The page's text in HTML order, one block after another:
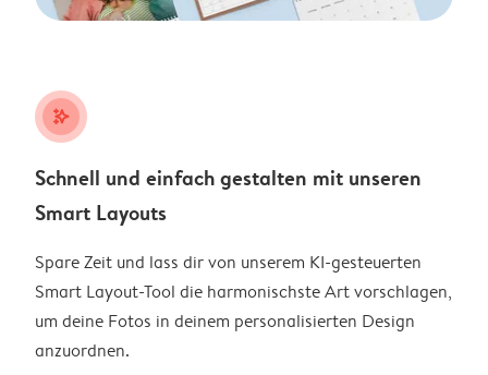
stars_plus
Schnell und einfach gestalten mit unseren
Smart Layouts
Spare Zeit und lass dir von unserem KI-gesteuerten
Smart Layout-Tool die harmonischste Art vorschlagen,
um deine Fotos in deinem personalisierten Design
anzuordnen.